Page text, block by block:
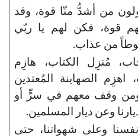
من أشدُّ منّا قوة، وقد
قوة، فكن لهم يا ربّي
من عذاب.
مُنزِل الكتاب، هازِم
الصهاينة المُعتدين
ومن وقف معهم في سرٍّ أو
وعن ديار المسلمين.
وعلى شهواتنا، حتى